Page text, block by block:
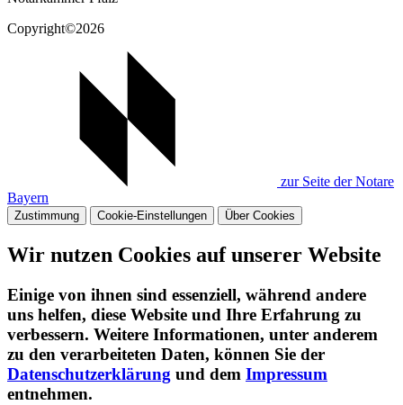
Copyright©2026
zur Seite der Notare
Bayern
Zustimmung Cookie-Einstellungen Über Cookies
Wir nutzen Cookies auf unserer Website
Einige von ihnen sind essenziell, während andere
uns helfen, diese Website und Ihre Erfahrung zu
verbessern. Weitere Informationen, unter anderem
zu den verarbeiteten Daten, können Sie der
Datenschutzerklärung und dem Impressum
entnehmen.​